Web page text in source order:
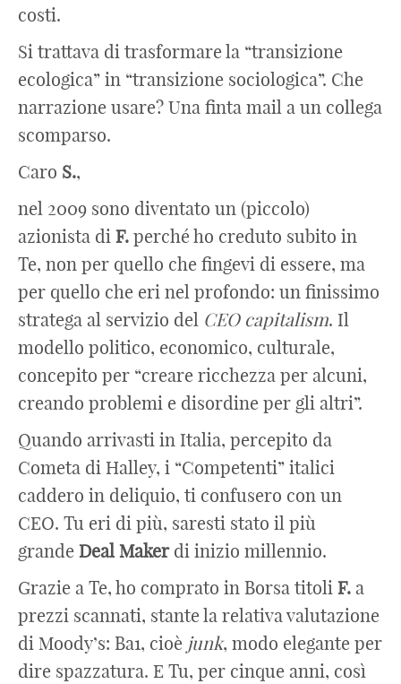
costi.
Si trattava di trasformare la “transizione
ecologica” in “transizione sociologica”. Che
narrazione usare? Una finta mail a un collega
scomparso.
Caro S.,
nel 2009 sono diventato un (piccolo)
azionista di F. perché ho creduto subito in
Te, non per quello che fingevi di essere, ma
per quello che eri nel profondo: un finissimo
stratega al servizio del CEO capitalism. Il
modello politico, economico, culturale,
concepito per “creare ricchezza per alcuni,
creando problemi e disordine per gli altri”.
Quando arrivasti in Italia, percepito da
Cometa di Halley, i “Competenti” italici
caddero in deliquio, ti confusero con un
CEO. Tu eri di più, saresti stato il più
grande Deal Makerdi inizio millennio.
Grazie a Te, ho comprato in Borsa titoli F. a
prezzi scannati, stante la relativa valutazione
di Moody’s: Ba1, cioè junk, modo elegante per
dire spazzatura. E Tu, per cinque anni, così